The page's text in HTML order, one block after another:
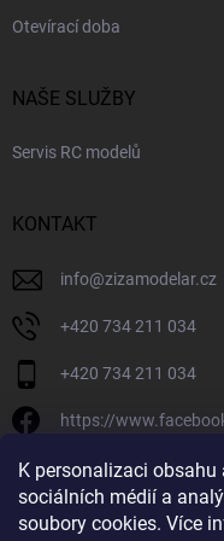
K personalizaci
sociálních médií a
soubory cookies. Více
Otevírací doba
NAŠE SLUŽBY
Servis RC modelů
KONTAKT
info@zizamodelar.cz
+420 734 211 034
+420 734 211 034
https://
/zizamodelar.cz/
+420 734 211 034